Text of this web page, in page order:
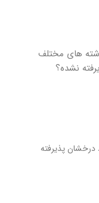
های مختلف
نشده؟
درخشان پذیرفته